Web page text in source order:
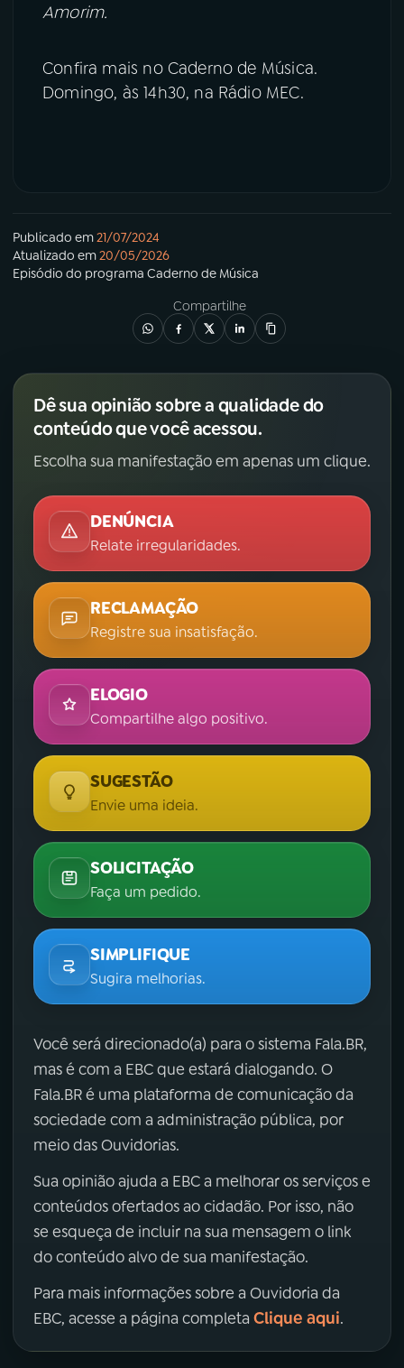
Amorim.
Confira mais no Caderno de Música.
Domingo, às 14h30, na Rádio MEC.
Publicado em21/07/2024
Atualizado em20/05/2026
Episódio do programa Caderno de Música
Compartilhe
Dê sua opinião sobre a qualidade do
conteúdo que você acessou.
Escolha sua manifestação em apenas um clique.
DENÚNCIA
Relate irregularidades.
RECLAMAÇÃO
Registre sua insatisfação.
ELOGIO
Compartilhe algo positivo.
SUGESTÃO
Envie uma ideia.
SOLICITAÇÃO
Faça um pedido.
SIMPLIFIQUE
Sugira melhorias.
Você será direcionado(a) para o sistema Fala.BR,
mas é com a EBC que estará dialogando. O
Fala.BR é uma plataforma de comunicação da
sociedade com a administração pública, por
meio das Ouvidorias.
Sua opinião ajuda a EBC a melhorar os serviços e
conteúdos ofertados ao cidadão. Por isso, não
se esqueça de incluir na sua mensagem o link
do conteúdo alvo de sua manifestação.
Para mais informações sobre a Ouvidoria da
EBC, acesse a página completa Clique aqui.